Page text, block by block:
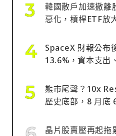
韓國散戶加速撤離
惡化，槓桿ETF放
SpaceX 財報公布
13.6%，資本支出
熊市尾聲？10x
歷史底部，8 月底
晶片股賣壓再起拖